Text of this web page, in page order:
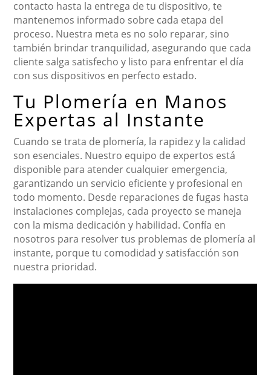
contacto hasta la entrega de tu dispositivo, te
mantenemos informado sobre cada etapa del
proceso. Nuestra meta es no solo reparar, sino
también brindar tranquilidad, asegurando que cada
cliente salga satisfecho y listo para enfrentar el día
con sus dispositivos en perfecto estado.
Tu Plomería en Manos
Expertas al Instante
Cuando se trata de plomería, la rapidez y la calidad
son esenciales. Nuestro equipo de expertos está
disponible para atender cualquier emergencia,
garantizando un servicio eficiente y profesional en
todo momento. Desde reparaciones de fugas hasta
instalaciones complejas, cada proyecto se maneja
con la misma dedicación y habilidad. Confía en
nosotros para resolver tus problemas de plomería al
instante, porque tu comodidad y satisfacción son
nuestra prioridad.